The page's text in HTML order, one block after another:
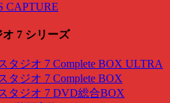
CAPTURE
7 シリーズ
タジオ 7 Complete BOX ULTRA
タジオ 7 Complete BOX
タジオ 7 DVD総合BOX